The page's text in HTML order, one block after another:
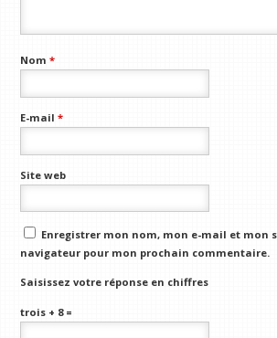
Nom*
E-mail*
Site web
Enregistrer mon nom, mon e-mail et mon
navigateur pour mon prochain commentaire.
Saisissez votre réponse en chiffres
trois + 8 =